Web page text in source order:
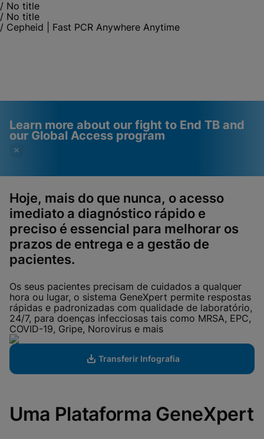
/ No title
/ No title
/ Cepheid | Fast PCR Anywhere Anytime
Learn more about our fight to End TB and
our Global Access program
Videos require that
Functional Cookies be
enabled
Please note:
Cookies will update this settings for all
View & Update your Cookie Settings
View Privacy Policy
Enable Functional Cookies
Functional Cookies
Enabled
View & Update your Cookie Settings
Hoje, mais do que nunca, o acesso
imediato a diagnóstico rápido e
preciso é essencial para melhorar os
prazos de entrega e a gestão de
pacientes.
Os seus pacientes precisam de cuidados a qualquer
hora ou lugar, o sistema GeneXpert permite respostas
rápidas e padronizadas com qualidade de laboratório,
24/7, para doenças infecciosas tais como MRSA, EPC,
COVID-19, Gripe, Norovirus e mais
Transferir Infografia
Uma Plataforma GeneXpert